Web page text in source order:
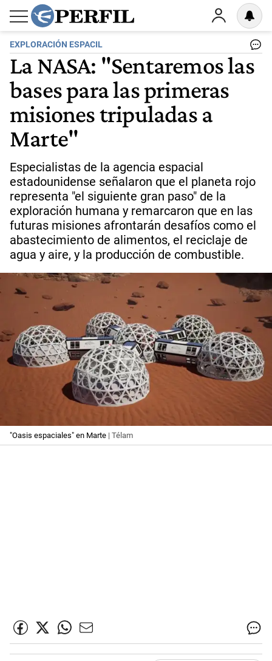
EXPLORACIÓN ESPACIL
La NASA: "Sentaremos las
bases para las primeras
misiones tripuladas a
Marte"
Especialistas de la agencia espacial
estadounidense señalaron que el planeta rojo
representa "el siguiente gran paso" de la
exploración humana y remarcaron que en las
futuras misiones afrontarán desafíos como el
abastecimiento de alimentos, el reciclaje de
agua y aire, y la producción de combustible.
"Oasis espaciales" en Marte | Télam